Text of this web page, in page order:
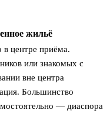
жильё
в центре приёма.
или знакомых с
вне центра
Большинство
— диаспора